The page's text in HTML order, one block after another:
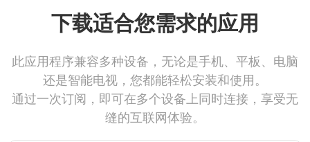
下载适合您需求的应用
此应用程序兼容多种设备，无论是手机、平板、电脑
还是智能电视，您都能轻松安装和使用。
通过一次订阅，即可在多个设备上同时连接，享受无
缝的互联网体验。